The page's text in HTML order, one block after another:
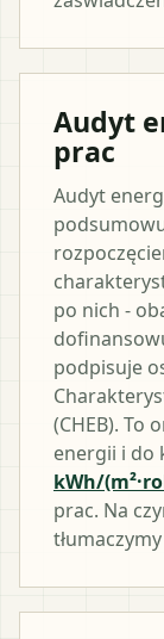
Audyt
prac
Audyt
po nich -
podpisuje
(CHEB). To
energii i do
kWh/
prac. Na